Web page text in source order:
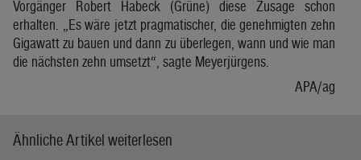
Vorgänger Robert Habeck (Grüne) diese Zusage schon
erhalten. „Es wäre jetzt pragmatischer, die genehmigten zehn
Gigawatt zu bauen und dann zu überlegen, wann und wie man
die nächsten zehn umsetzt“, sagte Meyerjürgens.
APA/ag
Ähnliche Artikel weiterlesen